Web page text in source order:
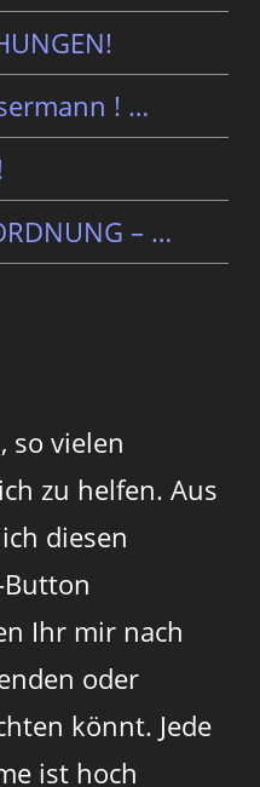
! …
– …
so vielen
zu helfen. Aus
diesen
Ihr mir nach
oder
könnt. Jede
ist hoch